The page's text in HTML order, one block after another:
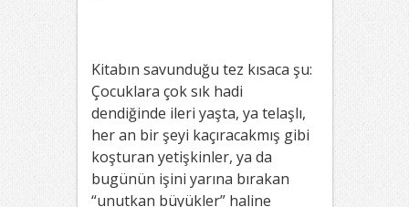
Kitabın savunduğu tez kısaca şu:
Çocuklara çok sık hadi
dendiğinde ileri yaşta, ya telaşlı,
her an bir şeyi kaçıracakmış gibi
koşturan yetişkinler, ya da
bugünün işini yarına bırakan
“unutkan büyükler” haline